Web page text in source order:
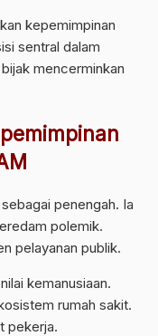
kepemimpinan
sentral dalam
mencerminkan
penengah. Ia
polemik.
pelayanan publik.
kemanusiaan.
rumah sakit.
pekerja.